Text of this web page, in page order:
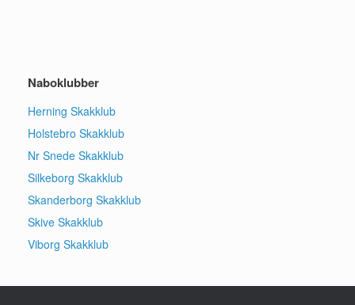
Naboklubber
Herning Skakklub
Holstebro Skakklub
Nr Snede Skakklub
Silkeborg Skakklub
Skanderborg Skakklub
Skive Skakklub
Viborg Skakklub